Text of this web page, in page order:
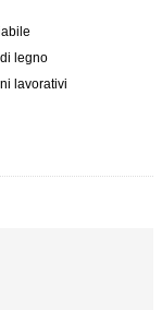
legno
lavorativi